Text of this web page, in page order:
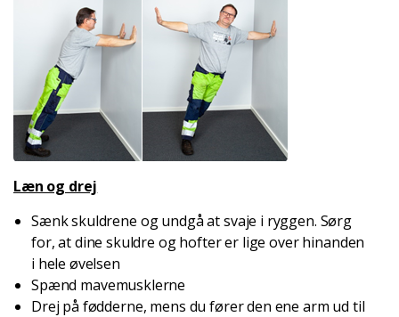
Læn og drej
Sænk skuldrene og undgå at svaje i ryggen. Sørg
for, at dine skuldre og hofter er lige over hinanden
i hele øvelsen
Spænd mavemusklerne
Drej på fødderne, mens du fører den ene arm ud til